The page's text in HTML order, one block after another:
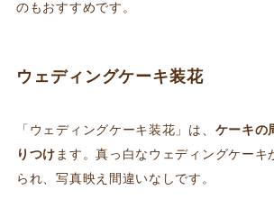
のもおすすめです。
ウェディングケーキ装花
「ウェディングケーキ装花」は、 ケーキの
りつけ ます。真っ白なウェディングケーキ
られ、写真映え間違いなしです。